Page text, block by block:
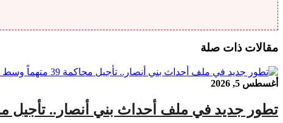
مقالات ذات صلة
أغسطس 5, 2026
تطور جديد في ملف أحداث بني أنصار.. تأجيل محاكمة 39 متهماً وسط ترقب